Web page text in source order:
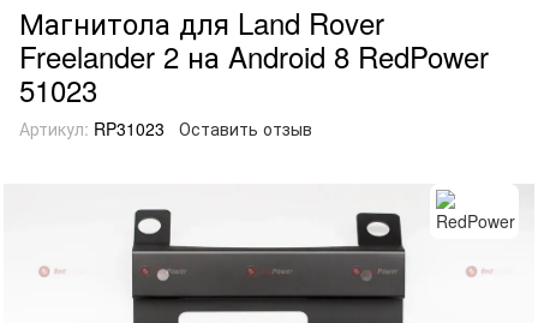
Магнитола для Land Rover
Freelander 2 на Android 8 RedPower
51023
Артикул: RP31023 Оставить отзыв